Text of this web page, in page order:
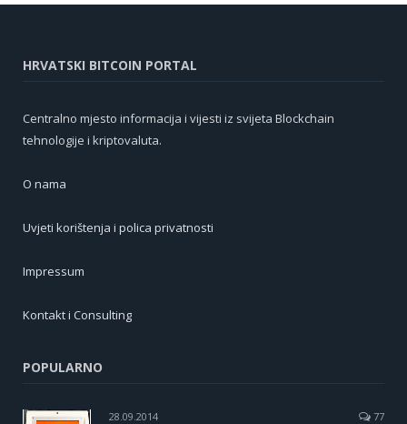
HRVATSKI BITCOIN PORTAL
Centralno mjesto informacija i vijesti iz svijeta Blockchain
tehnologije i kriptovaluta.
O nama
Uvjeti korištenja i polica privatnosti
Impressum
Kontakt i Consulting
POPULARNO
28.09.2014 77